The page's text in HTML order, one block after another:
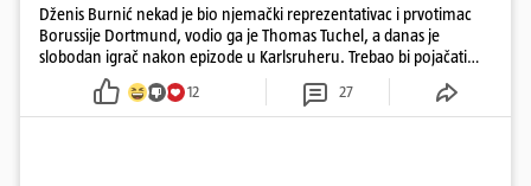
Dženis Burnić nekad je bio njemački reprezentativac i prvotimac
Borussije Dortmund, vodio ga je Thomas Tuchel, a danas je
slobodan igrač nakon epizode u Karlsruheru. Trebao bi pojačati
konkurenciju u veznom redu
12 27